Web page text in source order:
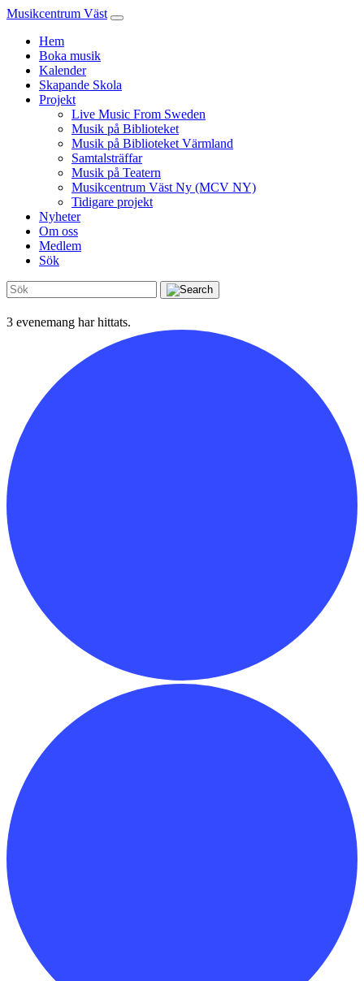
Musikcentrum Väst
Hem
Boka musik
Kalender
Skapande Skola
Projekt
Live Music From Sweden
Musik på Biblioteket
Musik på Biblioteket Värmland
Samtalsträffar
Musik på Teatern
Musikcentrum Väst Ny (MCV NY)
Tidigare projekt
Nyheter
Om oss
Medlem
Sök
3 evenemang har hittats.